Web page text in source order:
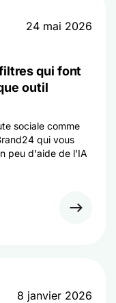
24 mai 2026
qui font
outil
sociale comme
qui vous
peu d'aide de l'IA
8 janvier 2026